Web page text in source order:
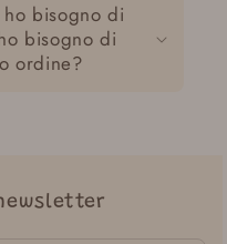
ho bisogno di
bisogno di
ordine?